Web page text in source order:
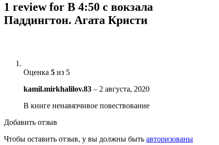
1 review for В 4:50 с вокзала
Паддингтон. Агата Кристи
Оценка 5 из 5
kamil.mirkhalilov.83 – 2 августа, 2020
В книге ненавязчивое повествование
Добавить отзыв
Чтобы оставить отзыв, у вы должны быть авторизованы